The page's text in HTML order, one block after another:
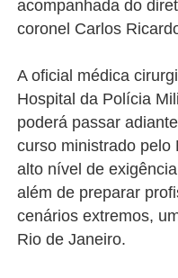
acompanhada do
coronel Carlos
A oficial médica
Hospital da Polícia
poderá passar
curso ministrado pelo
alto nível de
além de preparar
cenários extremos,
Rio de Janeiro.